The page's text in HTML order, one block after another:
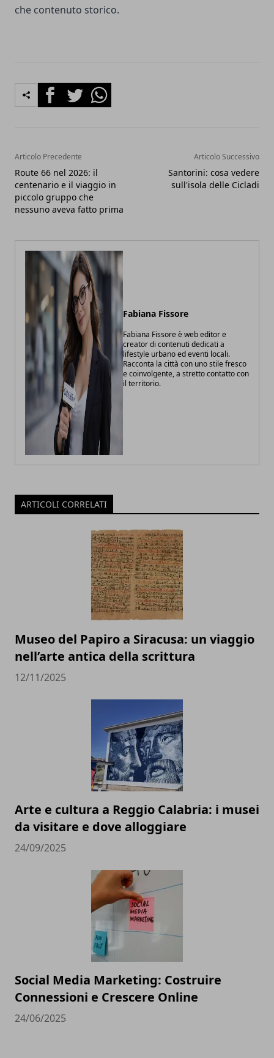
che contenuto storico.
FacebookTwitterWhatsapp
Articolo Precedente
Route 66 nel 2026: il
centenario e il viaggio in
piccolo gruppo che
nessuno aveva fatto prima
Articolo Successivo
Santorini: cosa vedere
sull'isola delle Cicladi
Fabiana Fissore
Fabiana Fissore è web editor e
creator di contenuti dedicati a
lifestyle urbano ed eventi locali.
Racconta la città con uno stile fresco
e coinvolgente, a stretto contatto con
il territorio.
ARTICOLI CORRELATI
Museo del Papiro a Siracusa: un viaggio
nell’arte antica della scrittura
12/11/2025
Arte e cultura a Reggio Calabria: i musei
da visitare e dove alloggiare
24/09/2025
Social Media Marketing: Costruire
Connessioni e Crescere Online
24/06/2025